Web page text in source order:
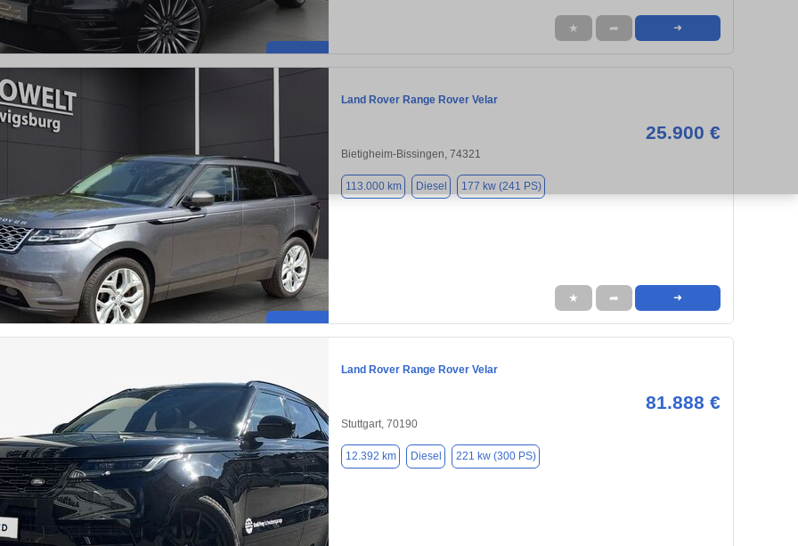
★ ➦ ➜
Land Rover Range Rover Velar
25.900 €
Bietigheim-Bissingen, 74321
113.000 km Diesel 177 kw (241 PS)
★ ➦ ➜
Land Rover Range Rover Velar
81.888 €
Stuttgart, 70190
12.392 km Diesel 221 kw (300 PS)